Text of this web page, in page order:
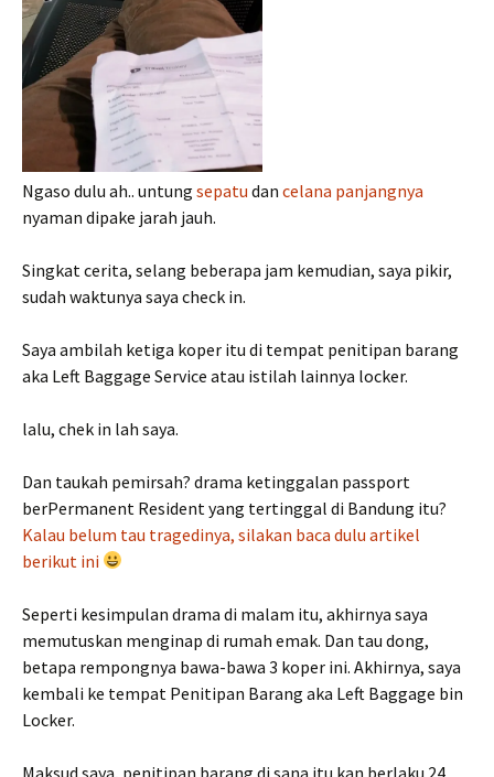
Ngaso dulu ah.. untung sepatu dan celana panjangnya
nyaman dipake jarah jauh.
Singkat cerita, selang beberapa jam kemudian, saya pikir,
sudah waktunya saya check in.
Saya ambilah ketiga koper itu di tempat penitipan barang
aka Left Baggage Service atau istilah lainnya locker.
lalu, chek in lah saya.
Dan taukah pemirsah? drama ketinggalan passport
berPermanent Resident yang tertinggal di Bandung itu?
Kalau belum tau tragedinya, silakan baca dulu artikel
berikut ini
Seperti kesimpulan drama di malam itu, akhirnya saya
memutuskan menginap di rumah emak. Dan tau dong,
betapa rempongnya bawa-bawa 3 koper ini. Akhirnya, saya
kembali ke tempat Penitipan Barang aka Left Baggage bin
Locker.
Maksud saya, penitipan barang di sana itu kan berlaku 24